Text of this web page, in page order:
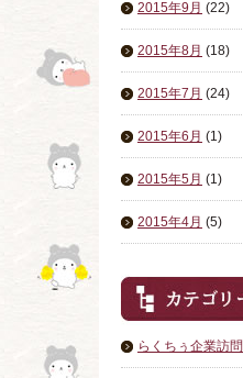
2015年9月 (22)
2015年8月 (18)
2015年7月 (24)
2015年6月 (1)
2015年5月 (1)
2015年4月 (5)
らくちぅ企業訪問